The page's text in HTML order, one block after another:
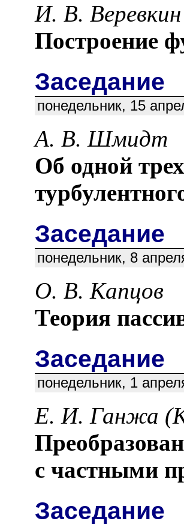
И. В. Веревкин
Построение
Заседание
понедельник, 15
А. В. Шмидт
Об одной
Заседание
понедельник, 8
О. В. Капцов
Теория
Заседание
понедельник, 1
Е. И. Ганжа
с частными
Заседание